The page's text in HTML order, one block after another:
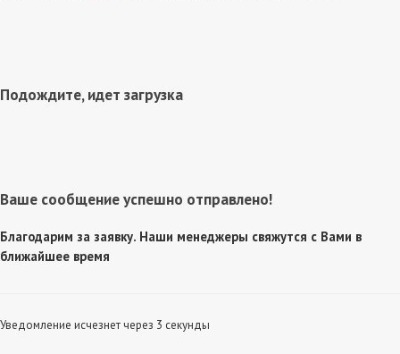
Подождите, идет загрузка
Ваше сообщение успешно отправлено!
Благодарим за заявку. Наши менеджеры свяжутся с Вами в
ближайшее время
Уведомление исчезнет через 3 секунды